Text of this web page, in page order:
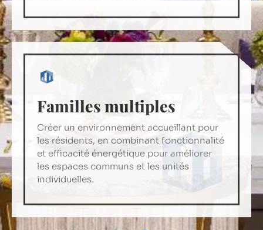
Hôtels / Restaurants
Créez l’ambiance parfaite pour vos invités
grâce à nos solutions d’éclairage pour
hôtels et restaurants, conçues pour créer
une atmosphère qui rehausse l’expérience
globale de l’hospitalité.
Familles multiples
Créer un environnement accueillant pour
les résidents, en combinant fonctionnalité
et efficacité énergétique pour améliorer
les espaces communs et les unités
individuelles.